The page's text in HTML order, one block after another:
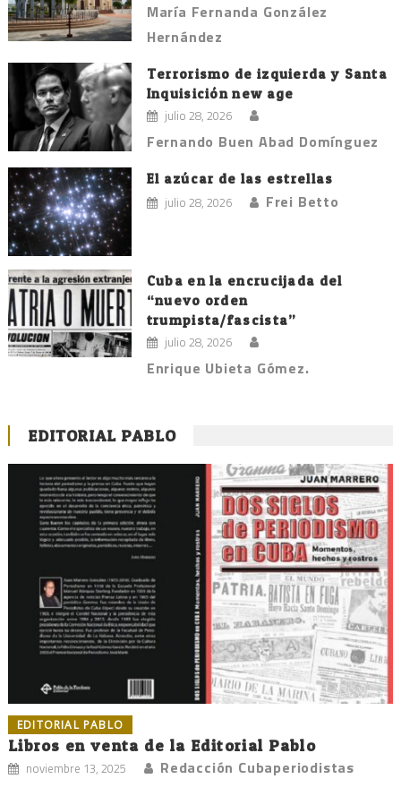
María Fernanda González
Hernández
Terrorismo de izquierda y Santa
Inquisición new age
julio 28, 2026
Fernando Buen Abad Domínguez
El azúcar de las estrellas
julio 28, 2026 Frei Betto
Cuba en la encrucijada del
“nuevo orden
trumpista/fascista”
julio 28, 2026
Enrique Ubieta Gómez.
EDITORIAL PABLO
EDITORIAL PABLO
Libros en venta de la Editorial Pablo
noviembre 13, 2025 Redacción Cubaperiodistas